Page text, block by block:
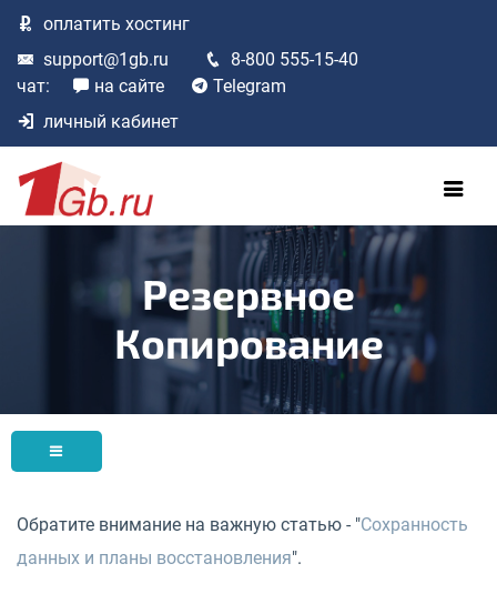
оплатить хостинг
support@1gb.ru
8-800 555-15-40
чат:
на сайте
Telegram
личный кабинет
Резервное
Копирование
Обратите внимание на важную статью - "Сохранность
данных и планы восстановления".